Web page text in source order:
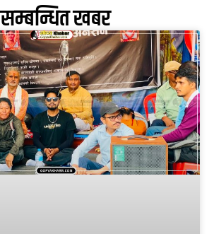
सम्बन्धित खबर